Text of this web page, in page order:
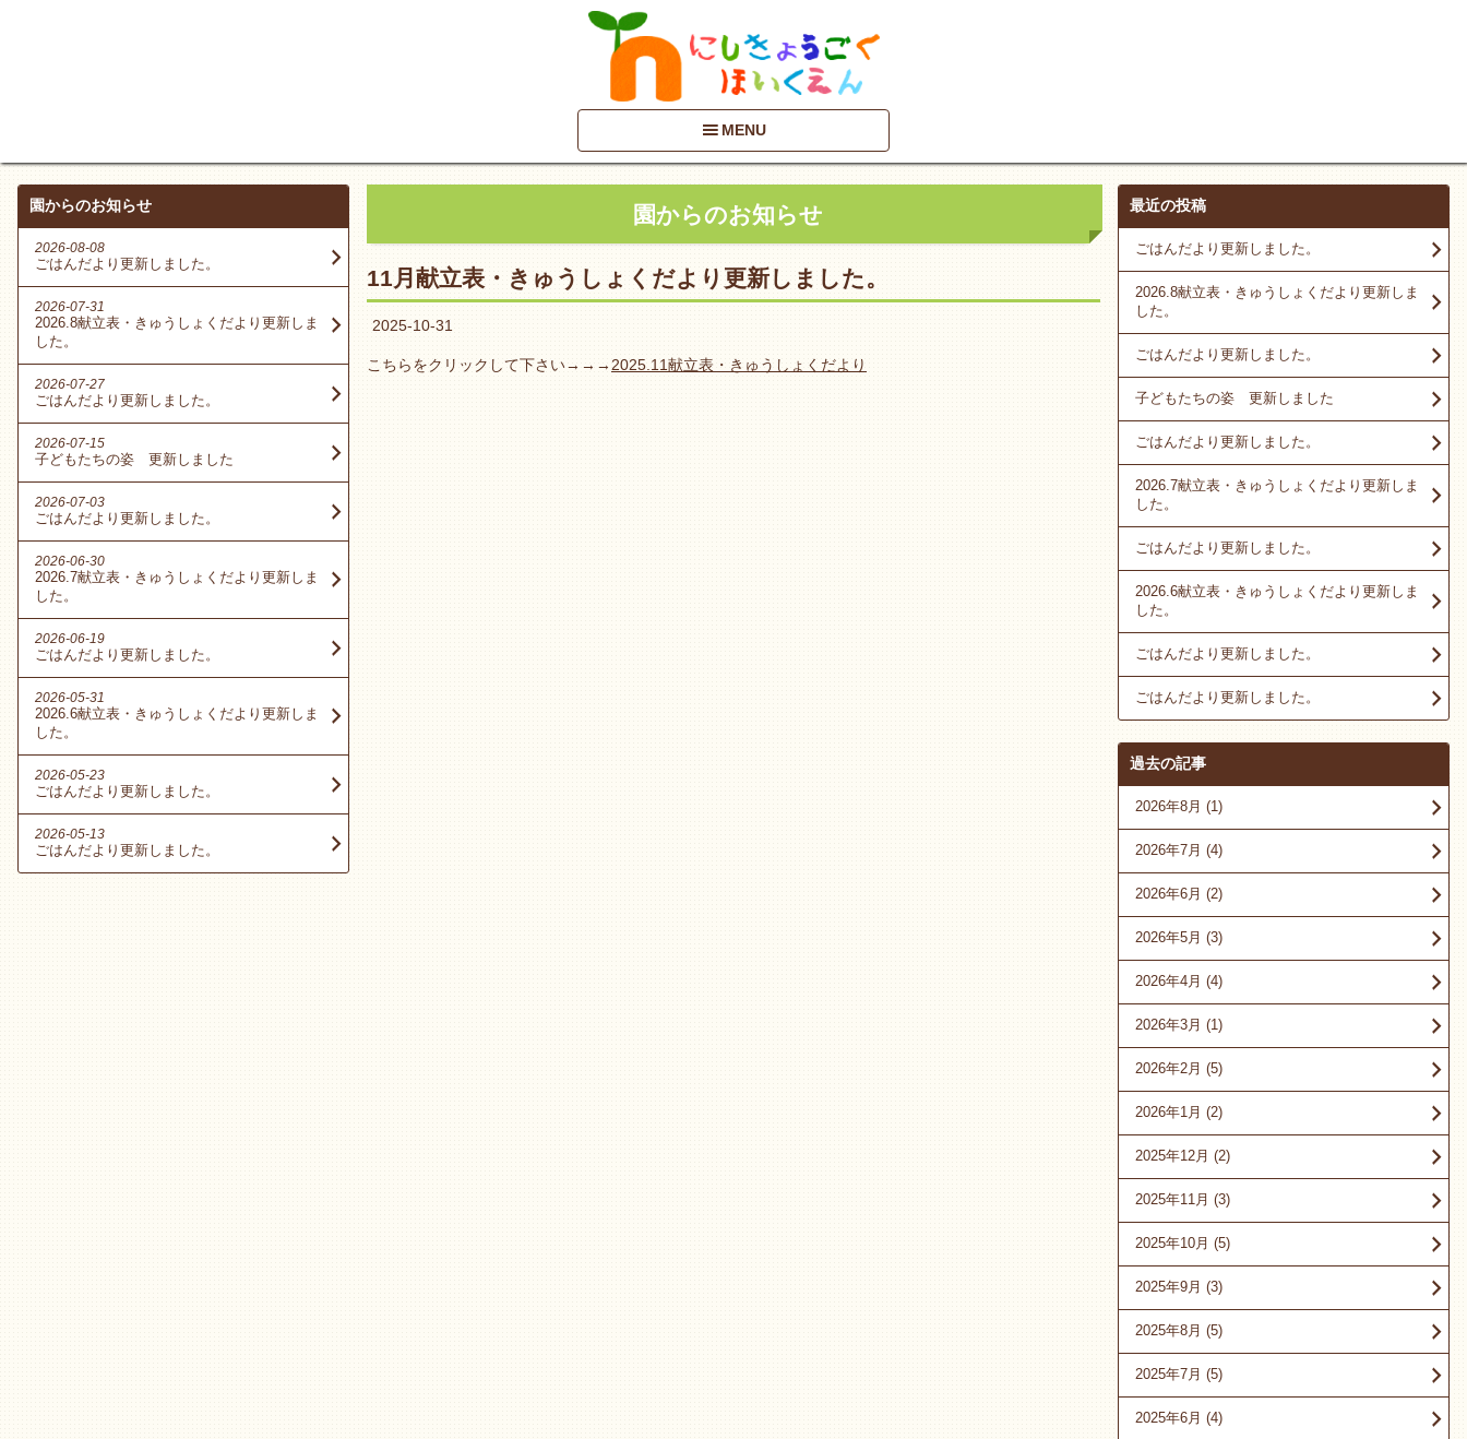
MENU
園からのお知らせ
11月献立表・きゅうしょくだより更新しました。
2025-10-31
こちらをクリックして下さい→→→ 2025.11献立表・きゅうしょくだより
最近の投稿
ごはんだより更新しました。
2026.8献立表・きゅうしょくだより更新しま
した。
ごはんだより更新しました。
子どもたちの姿 更新しました
ごはんだより更新しました。
2026.7献立表・きゅうしょくだより更新しま
した。
ごはんだより更新しました。
2026.6献立表・きゅうしょくだより更新しま
した。
ごはんだより更新しました。
ごはんだより更新しました。
過去の記事
2026年8月 (1)
2026年7月 (4)
2026年6月 (2)
2026年5月 (3)
2026年4月 (4)
2026年3月 (1)
2026年2月 (5)
2026年1月 (2)
2025年12月 (2)
2025年11月 (3)
2025年10月 (5)
2025年9月 (3)
2025年8月 (5)
2025年7月 (5)
2025年6月 (4)
園からのお知らせ
2026-08-08
ごはんだより更新しました。
2026-07-31
2026.8献立表・きゅうしょくだより更新しま
した。
2026-07-27
ごはんだより更新しました。
2026-07-15
子どもたちの姿 更新しました
2026-07-03
ごはんだより更新しました。
2026-06-30
2026.7献立表・きゅうしょくだより更新しま
した。
2026-06-19
ごはんだより更新しました。
2026-05-31
2026.6献立表・きゅうしょくだより更新しま
した。
2026-05-23
ごはんだより更新しました。
2026-05-13
ごはんだより更新しました。